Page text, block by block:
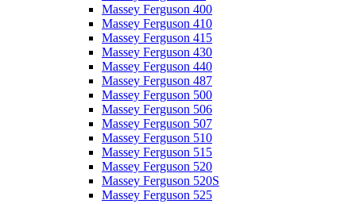
Massey Ferguson 400
Massey Ferguson 410
Massey Ferguson 415
Massey Ferguson 430
Massey Ferguson 440
Massey Ferguson 487
Massey Ferguson 500
Massey Ferguson 506
Massey Ferguson 507
Massey Ferguson 510
Massey Ferguson 515
Massey Ferguson 520
Massey Ferguson 520S
Massey Ferguson 525